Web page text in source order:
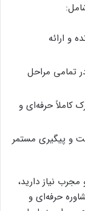
و ارائه
تمامی مراحل
کاملاً حرفه‌ای و
و پیگیری مستمر
نیاز دارید،
حرفه‌ای و